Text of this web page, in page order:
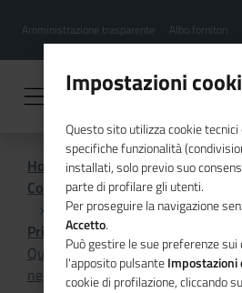
contenuto
Menu
hamburgher
Amministrazione trasparente Albo fornitori
Home
Comunicazione istituzionale per il
Primo Piano
Quinta edizione dell'Osservatorio
negoziata nella crisi d’impresa
Impostazioni
Questo sito utilizza cookie
specifiche funzionalità
installati, solo previo suo
parte di profilare gli utenti.
Per proseguire la navigazione
Accetto.
Può gestire le sue preferenze
l'apposito pulsanteImpostazioni
cookie di profilazione, cliccando su